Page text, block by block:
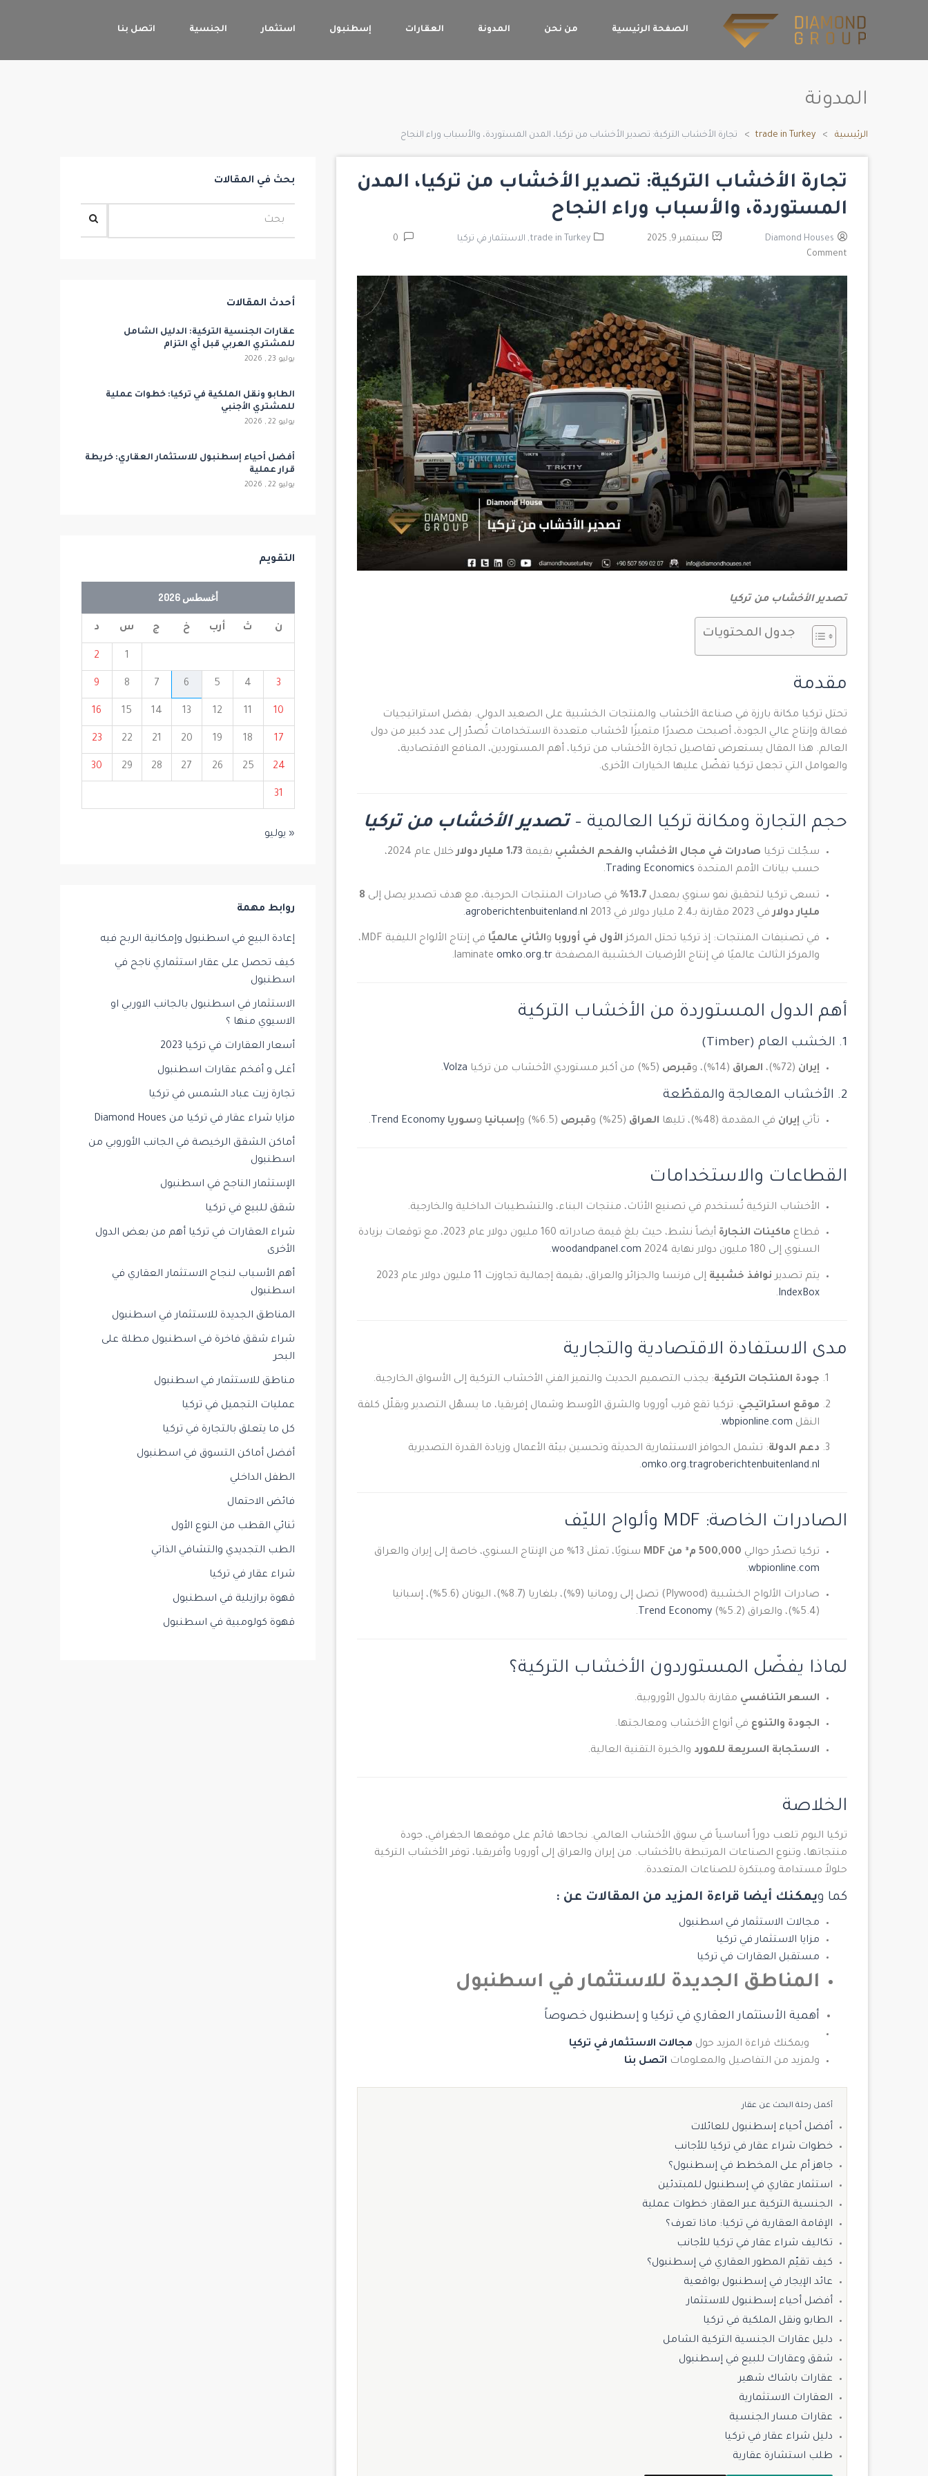
الصفحة الرئيسية من نحن المدونة العقارات إسطنبول استثمار الجنسية اتصل بنا
المدونة
الرئيسية trade in Turkey تجارة الأخشاب التركية: تصدير الأخشاب من تركيا، المدن المستوردة، والأسباب وراء النجاح
تجارة الأخشاب التركية: تصدير الأخشاب من تركيا، المدن
المستوردة، والأسباب وراء النجاح
Diamond Houses سبتمبر 9, 2025 trade in Turkey, الاستثمار في تركيا
0
Comment
تصدير الأخشاب من تركيا
جدول المحتويات
مقدمة
تحتل تركيا مكانة بارزة في صناعة الأخشاب والمنتجات الخشبية على الصعيد الدولي. بفضل استراتيجيات
فعالة وإنتاج عالي الجودة، أصبحت مصدرًا متميزًا لأخشاب متعددة الاستخدامات تُصدّر إلى عدد كبير من دول
العالم. هذا المقال يستعرض تفاصيل تجارة الأخشاب من تركيا، أهم المستوردين، المنافع الاقتصادية،
والعوامل التي تجعل تركيا تفضّل عليها الخيارات الأخرى.
حجم التجارة ومكانة تركيا العالمية – تصدير الأخشاب من تركيا
سجّلت تركيا صادرات في مجال الأخشاب والفحم الخشبي بقيمة 1.73 مليار دولار
خلال عام 2024،
حسب بيانات الأمم المتحدة Trading Economics
.
تسعى تركيا لتحقيق نمو سنوي بمعدل 13.7% في صادرات المنتجات الحرجية، مع هدف تصدير يصل إلى 8
مليار دولارفي 2023 مقارنة بـ2.4 مليار دولار في 2013 agroberichtenbuitenland.nl
.
في تصنيفات المنتجات: إذ تركيا تحتل المركز الأول في أوروبا والثاني عالميًا
في إنتاج الألواح الليفية MDF،
والمركز الثالث عالميًا في إنتاج الأرضيات الخشبية المصفحة laminate omko.org.tr
.
أهم الدول المستوردة من الأخشاب التركية
1. الخشب العام (Timber)
إيران (72%)، العراق (14%)، و قبرص (5%) من أكبر مستوردي الأخشاب من تركيا Volza
.
2. الأخشاب المعالجة والمقطّعة
تأتي إيران في المقدمة (48%)، تليها العراق (25%) و قبرص (6.5%) و إسبانيا وسوريا Trend Economy
.
القطاعات والاستخدامات
الأخشاب التركية تُستخدم في تصنيع الأثاث، منتجات البناء، والتشطيبات الداخلية والخارجية.
قطاع ماكينات النجارة
أيضاً نشط، حيث بلغ قيمة صادراته 160 مليون دولار عام 2023، مع توقعات بزيادة
السنوي إلى 180 مليون دولار نهاية 2024
woodandpanel.com
.
يتم تصدير نوافذ خشبية إلى فرنسا والجزائر والعراق، بقيمة إجمالية تجاوزت 11 مليون دولار عام 2023
IndexBox
.
مدى الاستفادة الاقتصادية والتجارية
جودة المنتجات التركية: يجذب التصميم الحديث والتميز الفني الأخشاب التركية إلى الأسواق الخارجية.
موقع استراتيجي: تركيا تقع قرب أوروبا والشرق الأوسط وشمال إفريقيا، ما يسهّل التصدير ويقلّل كلفة
النقل wbpionline.com
.
دعم الدولة: تشمل الحوافز الاستثمارية الحديثة وتحسين بيئة الأعمال وزيادة القدرة التصديرية
omko.org.tragroberichtenbuitenland.nl
.
الصادرات الخاصة: MDF وألواح الليّف
تركيا تصدّر حوالي 500,000 م³ من MDF
سنويًا، تمثل 13% من الإنتاج السنوي، خاصة إلى إيران والعراق
wbpionline.com
.
صادرات الألواح الخشبية (Plywood) تصل إلى رومانيا (9%)، بلغاريا (8.7%)، اليونان (5.6%)، إسبانيا
(5.4%)، والعراق (5.2%)
Trend Economy
.
لماذا يفضّل المستوردون الأخشاب التركية؟
السعر التنافسي مقارنة بالدول الأوروبية.
الجودة والتنوع في أنواع الأخشاب ومعالجتها.
الاستجابة السريعة للمورد والخبرة التقنية العالية.
الخلاصة
تركيا اليوم تلعب دوراً أساسياً في سوق الأخشاب العالمي. نجاحها قائم على موقعها الجغرافي، جودة
منتجاتها، وتنوع الصناعات المرتبطة بالأخشاب. من إيران والعراق إلى أوروبا وأفريقيا، توفر الأخشاب التركية
حلولاً مستدامة ومبتكرة للصناعات المتعددة.
كما ويمكنك أيضا قراءة المزيد من المقالات عن :
مجالات الاستثمار في اسطنبول
مزايا الاستثمار في تركيا
مستقبل العقارات في تركيا
المناطق الجديدة للاستثمار في اسطنبول
أهمية الأستثمار العقاري في تركيا و إسطنبول خصوصاً
ويمكنك قراءة المزيد حول مجالات الاستثمار في تركيا
ولمزيد من التفاصيل والمعلومات اتصل بنا
أكمل رحلة البحث عن عقار
أفضل أحياء إسطنبول للعائلات
خطوات شراء عقار في تركيا للأجانب
جاهز أم على المخطط في إسطنبول؟
استثمار عقاري في إسطنبول للمبتدئين
الجنسية التركية عبر العقار: خطوات عملية
الإقامة العقارية في تركيا: ماذا تعرف؟
تكاليف شراء عقار في تركيا للأجانب
كيف تقيّم المطور العقاري في إسطنبول؟
عائد الإيجار في إسطنبول بواقعية
أفضل أحياء إسطنبول للاستثمار
الطابو ونقل الملكية في تركيا
دليل عقارات الجنسية التركية الشامل
شقق وعقارات للبيع في إسطنبول
عقارات باشاك شهير
العقارات الاستثمارية
عقارات مسار الجنسية
دليل شراء عقار في تركيا
طلب استشارة عقارية
بحث في المقالات
أحدث المقالات
عقارات الجنسية التركية: الدليل الشامل
للمشتري العربي قبل أي التزام
يوليو 23 , 2026
الطابو ونقل الملكية في تركيا: خطوات عملية
للمشتري الأجنبي
يوليو 22 , 2026
أفضل أحياء إسطنبول للاستثمار العقاري: خريطة
قرار عملية
يوليو 22 , 2026
التقويم
أغسطس 2026
ن ث أرب خ ج س د
1
2
3
4
5
6
7
8
9
10
11
12
13
14
15
16
17
18
19
20
21
22
23
24
25
26
27
28
29
30
31
« يوليو
روابط مهمة
إعادة البيع في اسطنبول وإمكانية الربح فيه
كيف تحصل على عقار استثماري ناجح في
اسطنبول
الاستثمار في اسطنبول بالجانب الاوربي او
الاسيوي منها ؟
أسعار العقارات في تركيا 2023
أغلى و أفخم عقارات اسطنبول
تجارة زيت عباد الشمس في تركيا
مزايا شراء عقار في تركيا من Diamond Houes
أماكن الشقق الرخيصة في الجانب الأوروبي من
اسطنبول
الإستثمار الناجح في اسطنبول
شقق للبيع في تركيا
شراء العقارات في تركيا أهم من بعض الدول
الأخرى
أهم الأسباب لنجاح الاستثمار العقاري في
اسطنبول
المناطق الجديدة للاستثمار في اسطنبول
شراء شقق فاخرة في اسطنبول مطلة على
البحر
مناطق للاستثمار في اسطنبول
عمليات التجميل في تركيا
كل ما يتعلق بالتجارة في تركيا
أفضل أماكن التسوق في اسطنبول
الطفل الداخلي
فائض الاحتمال
ثنائي القطب من النوع الأول
الطب التجديدي والتشافي الذاتي
شراء عقار في تركيا
قهوة برازيلية في اسطنبول
قهوة كولومبية في اسطنبول